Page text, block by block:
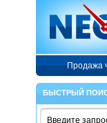
Продажа
БЫСТРЫЙ